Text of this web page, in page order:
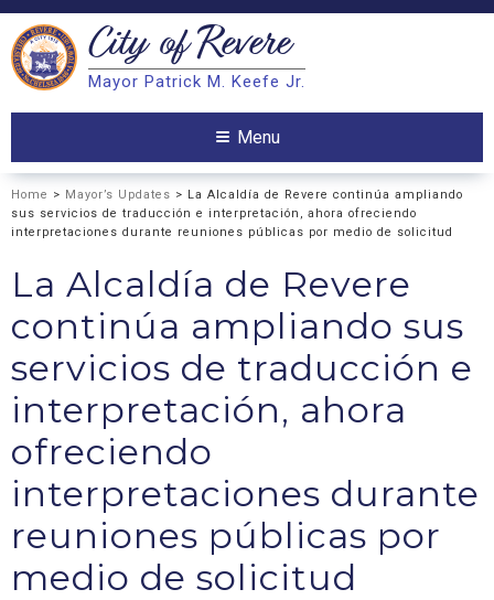
Search City ofRevere
Mayor Patrick M. Keefe Jr.
Menu
Home > Mayor’s Updates > La Alcaldía de Revere continúa ampliando
sus servicios de traducción e interpretación, ahora ofreciendo
interpretaciones durante reuniones públicas por medio de solicitud
La Alcaldía de Revere
continúa ampliando sus
servicios de traducción e
interpretación, ahora
ofreciendo
interpretaciones durante
reuniones públicas por
medio de solicitud